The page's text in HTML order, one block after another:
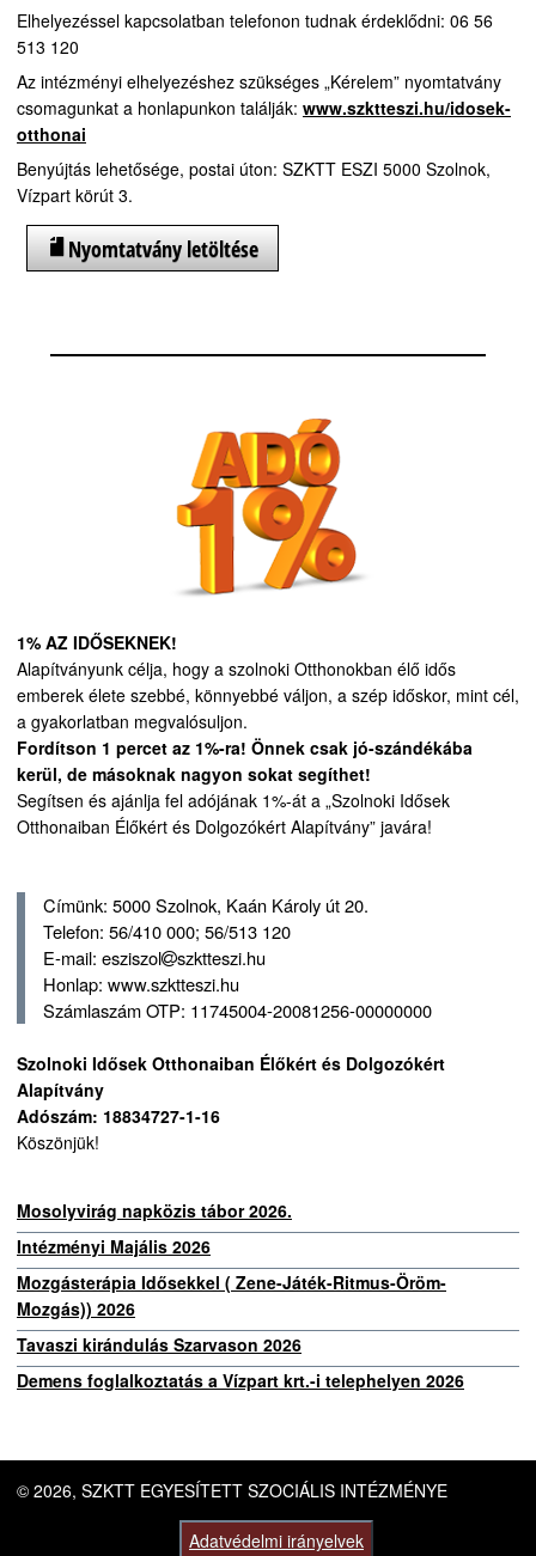
Elhelyezéssel kapcsolatban telefonon tudnak érdeklődni: 06 56
513 120
Az intézményi elhelyezéshez szükséges „Kérelem” nyomtatvány
csomagunkat a honlapunkon találják: www.szktteszi.hu/idosek-
otthonai
Benyújtás lehetősége, postai úton: SZKTT ESZI 5000 Szolnok,
Vízpart körút 3.
Nyomtatvány letöltése
1% AZ IDŐSEKNEK!
Alapítványunk célja, hogy a szolnoki Otthonokban élő idős
emberek élete szebbé, könnyebbé váljon, a szép időskor, mint cél,
a gyakorlatban megvalósuljon.
Fordítson 1 percet az 1%-ra! Önnek csak jó-szándékába
kerül, de másoknak nagyon sokat segíthet!
Segítsen és ajánlja fel adójának 1%-át a „Szolnoki Idősek
Otthonaiban Élőkért és Dolgozókért Alapítvány” javára!
Címünk: 5000 Szolnok, Kaán Károly út 20.
Telefon: 56/410 000; 56/513 120
E-mail: esziszol
szktteszi.hu
Honlap: www.szktteszi.hu
Számlaszám OTP: 11745004-20081256-00000000
Szolnoki Idősek Otthonaiban Élőkért és Dolgozókért
Alapítvány
Adószám: 18834727-1-16
Köszönjük!
Mosolyvirág napközis tábor 2026.
Intézményi Majális 2026
Mozgásterápia Idősekkel ( Zene-Játék-Ritmus-Öröm-
Mozgás)) 2026
Tavaszi kirándulás Szarvason 2026
Demens foglalkoztatás a Vízpart krt.-i telephelyen 2026
© 2026, SZKTT EGYESÍTETT SZOCIÁLIS INTÉZMÉNYE
Adatvédelmi irányelvek